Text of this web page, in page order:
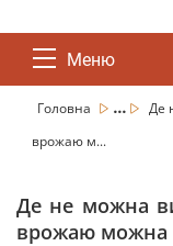
Меню
Головна ...
Де
врожаю м...
Де не можна
врожаю можна